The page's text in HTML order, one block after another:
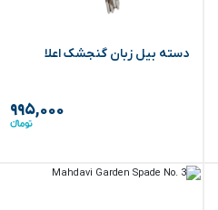
دسته بیل زبان گنجشک اعلا
۹۹۵,۰۰۰